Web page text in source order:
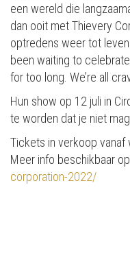
een wereld die
dan ooit met Thievery
optredens weer tot
been waiting to
for too long. We’re all
Hun show op 12 juli in
te worden dat je niet
Tickets in verkoop vanaf
Meer info beschikbaar op
corporation-2022/